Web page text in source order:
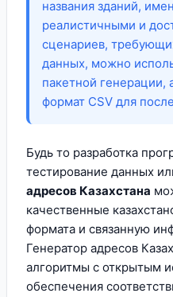
названия зданий,
реалистичными и
сценариев,
данных, можно
пакетной генерации,
формат CSV для
Будь то разработка
тестирование данных
адресов Казахстана
качественные
формата и связанную
Генератор адресов
алгоритмы с открытым
обеспечения